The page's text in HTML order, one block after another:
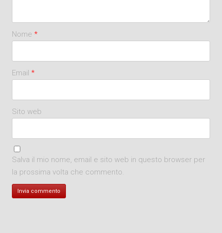
Nome *
Email *
Sito web
Salva il mio nome, email e sito web in questo browser per
la prossima volta che commento.